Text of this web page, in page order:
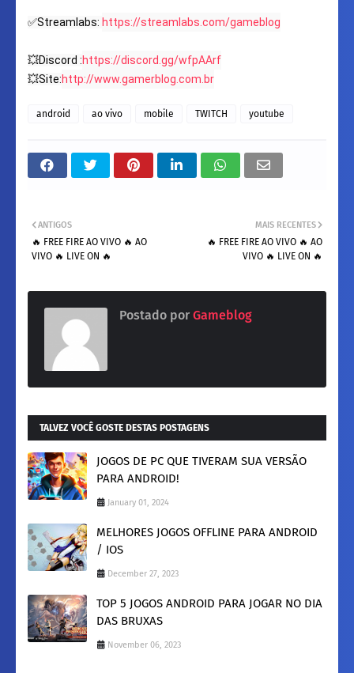
✅Streamlabs: https://streamlabs.com/gameblog
💥Discord :https://discord.gg/wfpAArf
💥Site:http://www.gamerblog.com.br
android ao vivo mobile TWITCH youtube
MAIS RECENTES
🔥 FREE FIRE AO VIVO 🔥 AO
VIVO 🔥 LIVE ON 🔥
ANTIGOS
🔥 FREE FIRE AO VIVO 🔥 AO
VIVO 🔥 LIVE ON 🔥
Postado por Gameblog
TALVEZ VOCÊ GOSTE DESTAS POSTAGENS
JOGOS DE PC QUE TIVERAM SUA VERSÃO
PARA ANDROID!
January 01, 2024
MELHORES JOGOS OFFLINE PARA ANDROID
/ IOS
December 27, 2023
TOP 5 JOGOS ANDROID PARA JOGAR NO DIA
DAS BRUXAS
November 06, 2023